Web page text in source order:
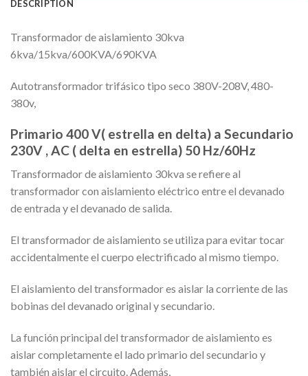
DESCRIPTION
Transformador de aislamiento 30kva
6kva/15kva/600KVA/690KVA
Autotransformador trifásico tipo seco 380V-208V, 480-
380v,
Primario 400 V( estrella en delta) a Secundario
230V , AC ( delta en estrella) 50 Hz/60Hz
Transformador de aislamiento 30kva se refiere al
transformador con aislamiento eléctrico entre el devanado
de entrada y el devanado de salida.
El transformador de aislamiento se utiliza para evitar tocar
accidentalmente el cuerpo electrificado al mismo tiempo.
El aislamiento del transformador es aislar la corriente de las
bobinas del devanado original y secundario.
La función principal del transformador de aislamiento es
aislar completamente el lado primario del secundario y
también aislar el circuito. Además,